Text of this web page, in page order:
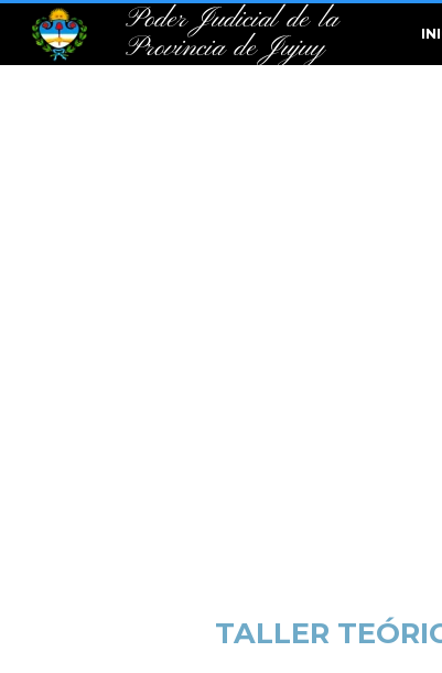
Poder Judicial de la
Provincia de Jujuy
TALLER